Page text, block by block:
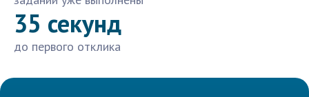
35 секунд
до первого отклика